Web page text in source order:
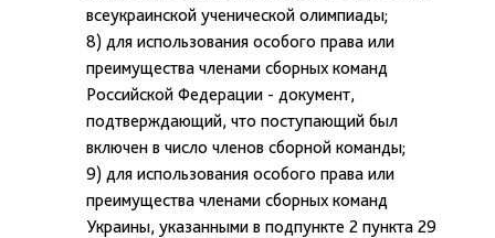
всеукраинской ученической олимпиады;
8) для использования особого права или
преимущества членами сборных команд
Российской Федерации - документ,
подтверждающий, что поступающий был
включен в число членов сборной команды;
9) для использования особого права или
преимущества членами сборных команд
Украины, указанными в подпункте 2 пункта 29